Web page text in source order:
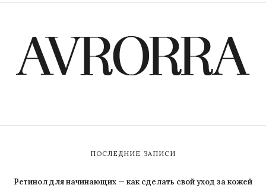
ПОСЛЕДНИЕ ЗАПИСИ
Ретинол для начинающих — как сделать свой уход за кожей